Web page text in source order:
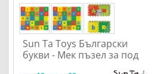
Sun Ta Toys Български
букви - Мек пъзел за под